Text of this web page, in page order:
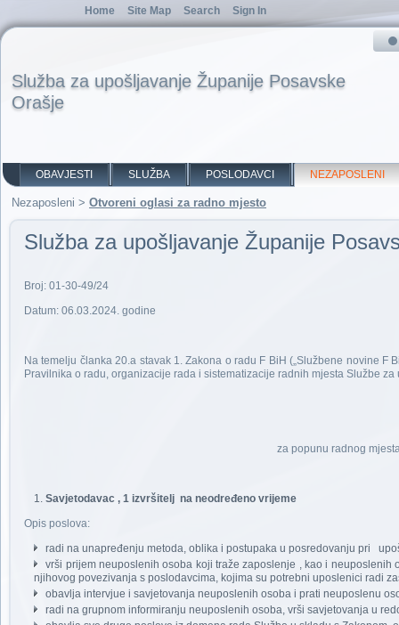
Služba za upošljavanje Županije Posavske
Orašje
OBAVJESTI SLUŽBA POSLODAVCI NEZAPOSLENI
Nezaposleni > Otvoreni oglasi za radno mjesto
Služba za upošljavanje Županije
Broj: 01-30-49/24
Datum: 06.03.2024. godine
Na temelju članka 20.a stavak 1. Zakona o radu F BiH („Službene novine
Pravilnika o radu, organizacije rada i sistematizacije radnih mjesta Službe
za popunu radnog
Savjetodavac , 1 izvršitelj na neodređeno vrijeme
Opis poslova:
radi na unapređenju metoda, oblika i postupaka u posredovanju pri
vrši prijem neuposlenih osoba koji traže zaposlenje , kao i
njihovog povezivanja s poslodavcima, kojima su potrebni uposlenici radi
obavlja intervjue i savjetovanja neuposlenih osoba i prati neuposlenu
radi na grupnom informiranju neuposlenih osoba, vrši savjetovanja u
Home Site Map Search Sign In